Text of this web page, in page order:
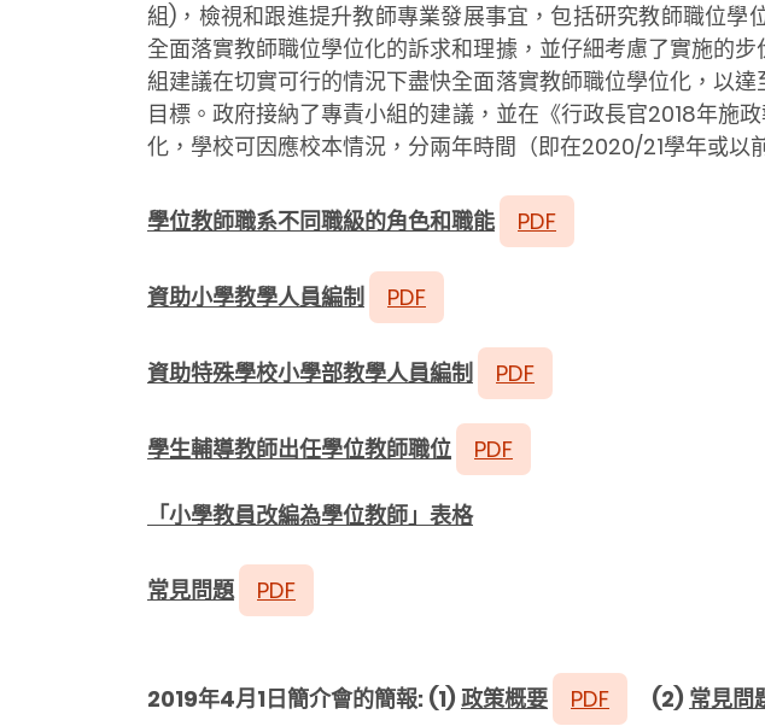
組)，檢視和跟進提升教師專業發展事宜，包括研究教師職位
全面落實教師職位學位化的訴求和理據，並仔細考慮了實施的
組建議在切實可行的情況下盡快全面落實教師職位學位化，以
目標。政府接納了專責小組的建議，並在《行政長官2018年施
化，學校可因應校本情況，分兩年時間（即在2020/21學年或以
學位教師職系不同職級的角色和職能 PDF
資助小學教學人員編制 PDF
資助特殊學校小學部教學人員編制 PDF
學生輔導教師出任學位教師職位 PDF
「小學教員改編為學位教師」表格
常見問題 PDF
2019年4月1日簡介會的簡報: (1) 政策概要 PDF (2) 常見問